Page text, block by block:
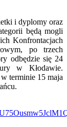
i dyplomy oraz
będą mogli
Konfrontacjach
po trzech
odbędzie się 24
w Kłodawie.
terminie 15 maja